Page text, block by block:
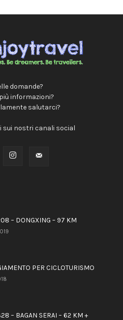
domande?
informazioni?
salutarci?
sui nostri canali social
– DONGXING – 97 KM
PER CICLOTURISMO
– BAGAN SERAI – 62 KM +